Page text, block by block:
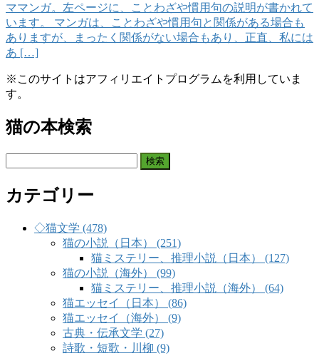
ママンガ。左ページに、ことわざや慣用句の説明が書かれて
います。 マンガは、ことわざや慣用句と関係がある場合も
ありますが、まったく関係がない場合もあり、正直、私には
あ […]
※このサイトはアフィリエイトプログラムを利用していま
す。
猫の本検索
カテゴリー
◇猫文学 (478)
猫の小説（日本） (251)
猫ミステリー、推理小説（日本） (127)
猫の小説（海外） (99)
猫ミステリー、推理小説（海外） (64)
猫エッセイ（日本） (86)
猫エッセイ（海外） (9)
古典・伝承文学 (27)
詩歌・短歌・川柳 (9)